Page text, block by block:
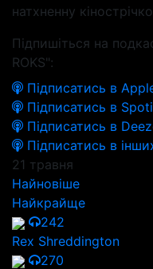
натхненну
Підпишіться на
ROKS":
Підписатись в
Підписатись в
Підписатись в
Підписатись в
21 травня
Найновіше
Найкрайще
242
Rex Shreddington
270